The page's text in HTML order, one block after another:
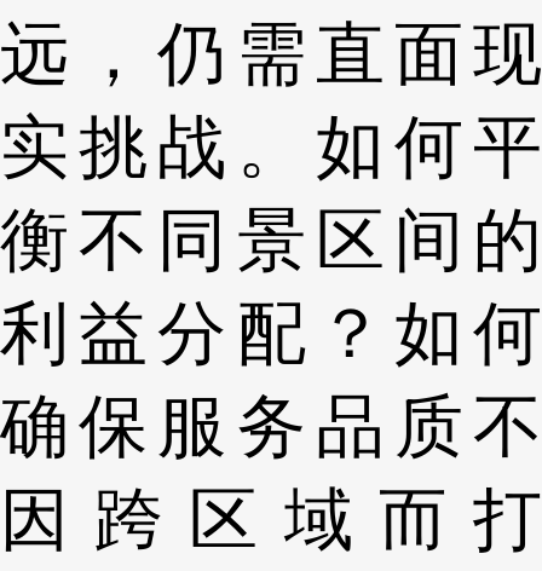
远，仍需直面现
实挑战。如何平
衡不同景区间的
利益分配？如何
确保服务品质不
因跨区域而打